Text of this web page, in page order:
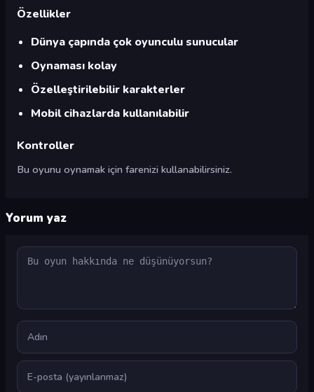
Özellikler
Dünya çapında çok oyunculu sunucular
Oynaması kolay
Özelleştirilebilir karakterler
Mobil cihazlarda kullanılabilir
Kontroller
Bu oyunu oynamak için farenizi kullanabilirsiniz.
Yorum yaz
Yorum
Ad
E-posta